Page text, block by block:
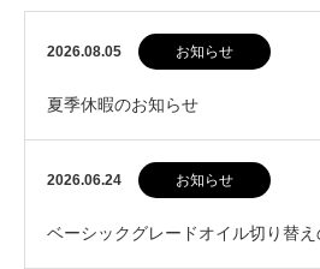
2026.08.05 お知らせ
夏季休暇のお知らせ
2026.06.24 お知らせ
ベーシックグレードオイル切り替え